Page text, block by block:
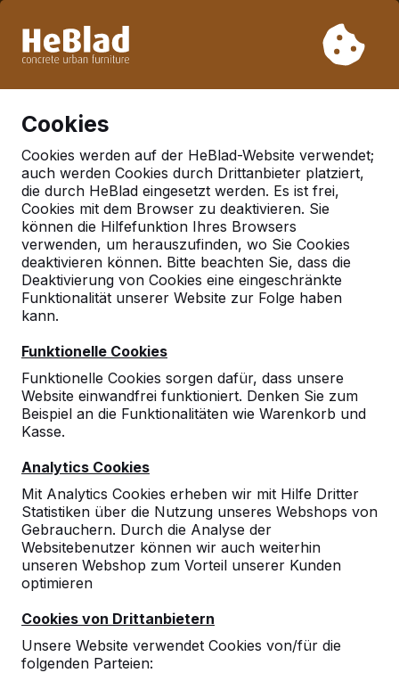
Woche 33 nicht. Bitte berücksichtigen Sie daher längere
Cookies
Cookies werden auf der HeBlad-Website verwendet;
auch werden Cookies durch Drittanbieter platziert,
die durch HeBlad eingesetzt werden. Es ist frei,
Cookies mit dem Browser zu deaktivieren. Sie
können die Hilfefunktion Ihres Browsers
verwenden, um herauszufinden, wo Sie Cookies
deaktivieren können. Bitte beachten Sie, dass die
Deaktivierung von Cookies eine eingeschränkte
Funktionalität unserer Website zur Folge haben
kann.
Funktionelle Cookies
Funktionelle Cookies sorgen dafür, dass unsere
Website einwandfrei funktioniert. Denken Sie zum
Beispiel an die Funktionalitäten wie Warenkorb und
Kasse.
Analytics Cookies
Mit Analytics Cookies erheben wir mit Hilfe Dritter
Statistiken über die Nutzung unseres Webshops von
Gebrauchern. Durch die Analyse der
Websitebenutzer können wir auch weiterhin
unseren Webshop zum Vorteil unserer Kunden
optimieren
Cookies von Drittanbietern
Unsere Website verwendet Cookies von/für die
folgenden Parteien:
Deutschland
Referenties in:
Luckenwalde
Geen reviews gevonden voor deze